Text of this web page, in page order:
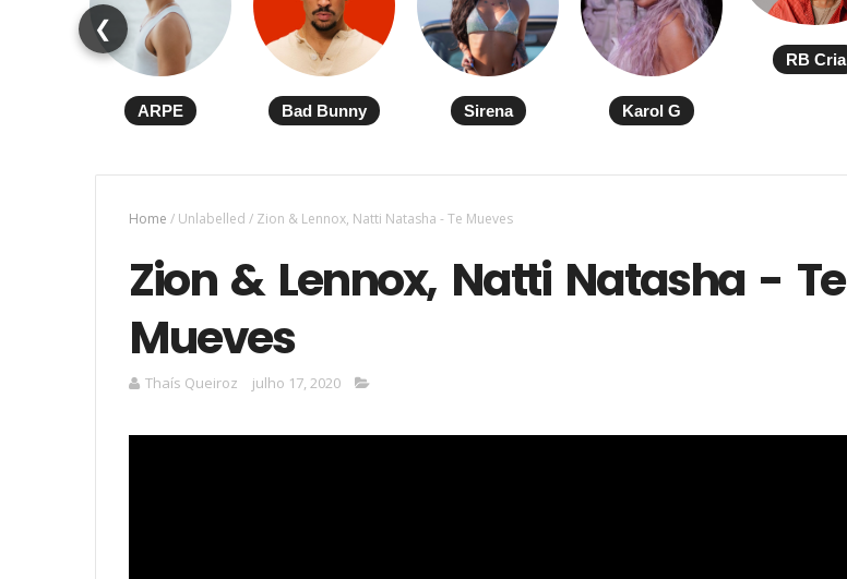
❮
ARPE Bad Bunny Sirena Karol G
RB Cria
Home / Unlabelled / Zion & Lennox, Natti Natasha - Te Mueves
Zion & Lennox, Natti Natasha - Te
Mueves
Thaís Queiroz julho 17, 2020